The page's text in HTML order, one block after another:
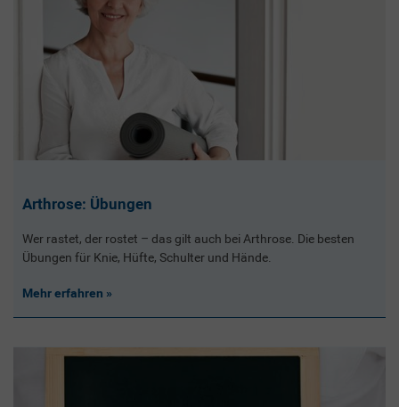
Arthrose: Übungen
Wer rastet, der rostet – das gilt auch bei Arthrose. Die besten
Übungen für Knie, Hüfte, Schulter und Hände.
Mehr erfahren